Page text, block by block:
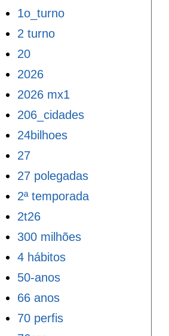
1o_turno
2 turno
20
2026
2026 mx1
206_cidades
24bilhoes
27
27 polegadas
2ª temporada
2t26
300 milhões
4 hábitos
50-anos
66 anos
70 perfis